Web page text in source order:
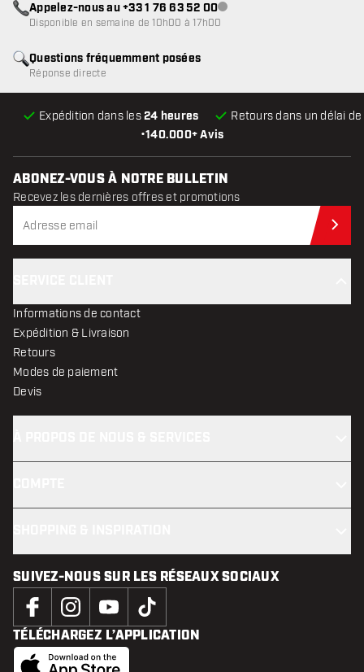
•140.000+ Avis
Expédition dans les24 heures Retours dans un délai de
Questions fréquemment posées
Réponse directe
Appelez-nous au +33 1 76 63 52 00Service client indisponible
Disponible en semaine de 10h00 à 17h00
ABONEZ-VOUS À NOTRE BULLETIN
Recevez les dernières offres et promotions
Informations de contact
Expédition & Livraison
Retours
Modes de paiement
Devis
SUIVEZ-NOUS SUR LES RÉSEAUX SOCIAUX
TÉLÉCHARGEZ L’APPLICATION